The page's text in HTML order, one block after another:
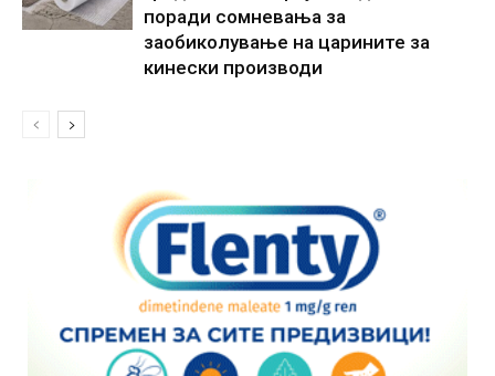
поради сомневања за
заобиколување на царините за
кинески производи